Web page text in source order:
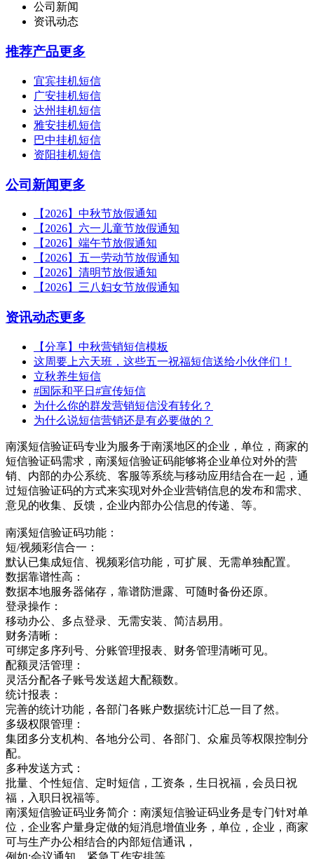
公司新闻
资讯动态
推荐产品更多
宜宾挂机短信
广安挂机短信
达州挂机短信
雅安挂机短信
巴中挂机短信
资阳挂机短信
公司新闻更多
【2026】中秋节放假通知
【2026】六一儿童节放假通知
【2026】端午节放假通知
【2026】五一劳动节放假通知
【2026】清明节放假通知
【2026】三八妇女节放假通知
资讯动态更多
【分享】中秋营销短信模板
这周要上六天班，这些五一祝福短信送给小伙伴们！
立秋养生短信
#国际和平日#宣传短信
为什么你的群发营销短信没有转化？
为什么说短信营销还是有必要做的？
南溪短信验证码专业为服务于南溪地区的企业，单位，商家的
短信验证码需求，南溪短信验证码能够将企业单位对外的营
销、内部的办公系统、客服等系统与移动应用结合在一起，通
过短信验证码的方式来实现对外企业营销信息的发布和需求、
意见的收集、反馈，企业内部办公信息的传递、等。
南溪短信验证码功能：
短/视频彩信合一：
默认已集成短信、视频彩信功能，可扩展、无需单独配置。
数据靠谱性高：
数据本地服务器储存，靠谱防泄露、可随时备份还原。
登录操作：
移动办公、多点登录、无需安装、简洁易用。
财务清晰：
可绑定多序列号、分账管理报表、财务管理清晰可见。
配额灵活管理：
灵活分配各子账号发送超大配额数。
统计报表：
完善的统计功能，各部门各账户数据统计汇总一目了然。
多级权限管理：
集团多分支机构、各地分公司、各部门、众雇员等权限控制分
配。
多种发送方式：
批量、个性短信、定时短信，工资条，生日祝福，会员日祝
福，入职日祝福等。
南溪短信验证码业务简介：南溪短信验证码业务是专门针对单
位，企业客户量身定做的短消息增值业务，单位，企业，商家
可与生产办公相结合的内部短信通讯，
例如:会议通知、紧急工作安排等，